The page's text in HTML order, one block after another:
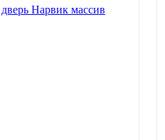
Нарвик массив